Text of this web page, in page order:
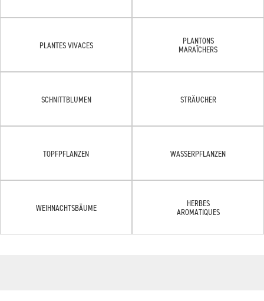
PLANTES VIVACES
PLANTONS
MARAÎCHERS
SCHNITTBLUMEN STRÄUCHER
TOPFPFLANZEN WASSERPFLANZEN
WEIHNACHTSBÄUME
HERBES
AROMATIQUES